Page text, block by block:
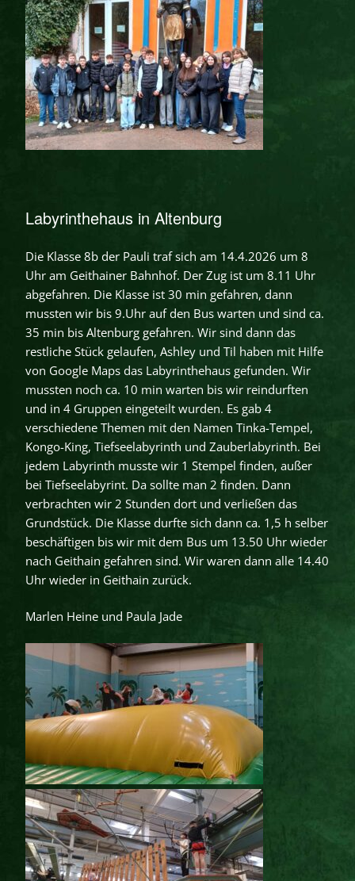
Labyrinthehaus in Altenburg
Die Klasse 8b der Pauli traf sich am 14.4.2026 um 8
Uhr am Geithainer Bahnhof. Der Zug ist um 8.11 Uhr
abgefahren. Die Klasse ist 30 min gefahren, dann
mussten wir bis 9.Uhr auf den Bus warten und sind ca.
35 min bis Altenburg gefahren. Wir sind dann das
restliche Stück gelaufen, Ashley und Til haben mit Hilfe
von Google Maps das Labyrinthehaus gefunden. Wir
mussten noch ca. 10 min warten bis wir reindurften
und in 4 Gruppen eingeteilt wurden. Es gab 4
verschiedene Themen mit den Namen Tinka-Tempel,
Kongo-King, Tiefseelabyrinth und Zauberlabyrinth. Bei
jedem Labyrinth musste wir 1 Stempel finden, außer
bei Tiefseelabyrint. Da sollte man 2 finden. Dann
verbrachten wir 2 Stunden dort und verließen das
Grundstück. Die Klasse durfte sich dann ca. 1,5 h selber
beschäftigen bis wir mit dem Bus um 13.50 Uhr wieder
nach Geithain gefahren sind. Wir waren dann alle 14.40
Uhr wieder in Geithain zurück.
Marlen Heine und Paula Jade